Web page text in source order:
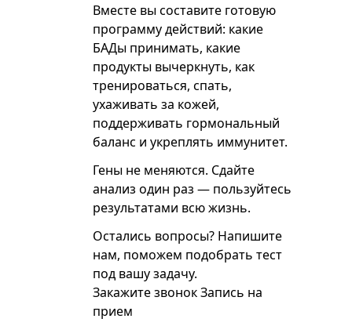
Вместе вы составите готовую
программу действий: какие
БАДы принимать, какие
продукты вычеркнуть, как
тренироваться, спать,
ухаживать за кожей,
поддерживать гормональный
баланс и укреплять иммунитет.
Гены не меняются. Сдайте
анализ один раз — пользуйтесь
результатами всю жизнь.
Остались вопросы? Напишите
нам, поможем подобрать тест
под вашу задачу.
Закажите звонокЗапись на
прием